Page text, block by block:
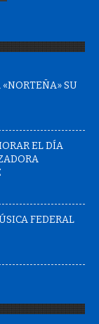
SU
EL DÍA
FEDERAL